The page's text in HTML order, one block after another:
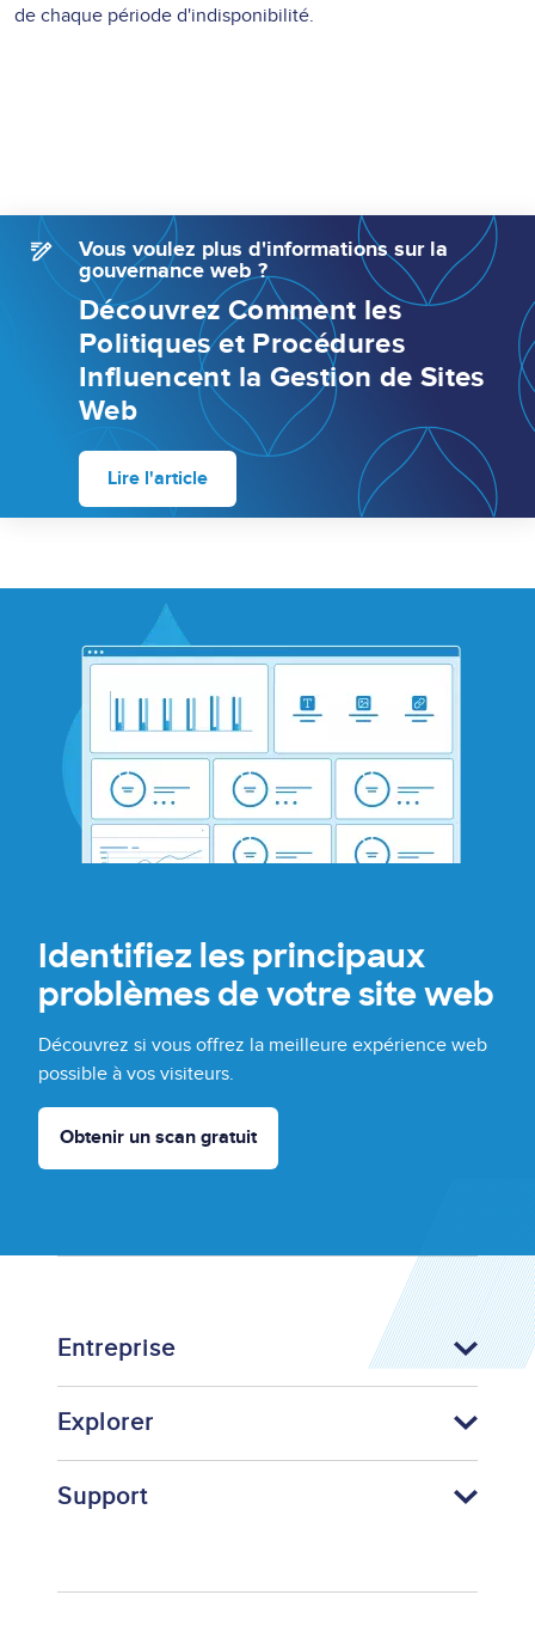
de chaque période d'indisponibilité.
Vous voulez plus d'informations sur la
gouvernance web ?
Découvrez Comment les
Politiques et Procédures
Influencent la Gestion de Sites
Web
Lire l'article
Identifiez les principaux
problèmes de votre site web
Découvrez si vous offrez la meilleure expérience web
possible à vos visiteurs.
Obtenir un scan gratuit
Entreprise
Explorer
Support